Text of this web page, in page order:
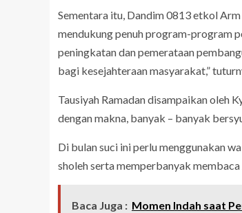
Sementara itu, Dandim 0813 etkol
mendukung penuh program-program
peningkatan dan pemerataan
bagi kesejahteraan masyarakat,”
Tausiyah Ramadan disampaikan oleh
dengan makna, banyak – banyak
Di bulan suci ini perlu menggunakan
sholeh serta memperbanyak membaca
Baca Juga : Momen Indah saat